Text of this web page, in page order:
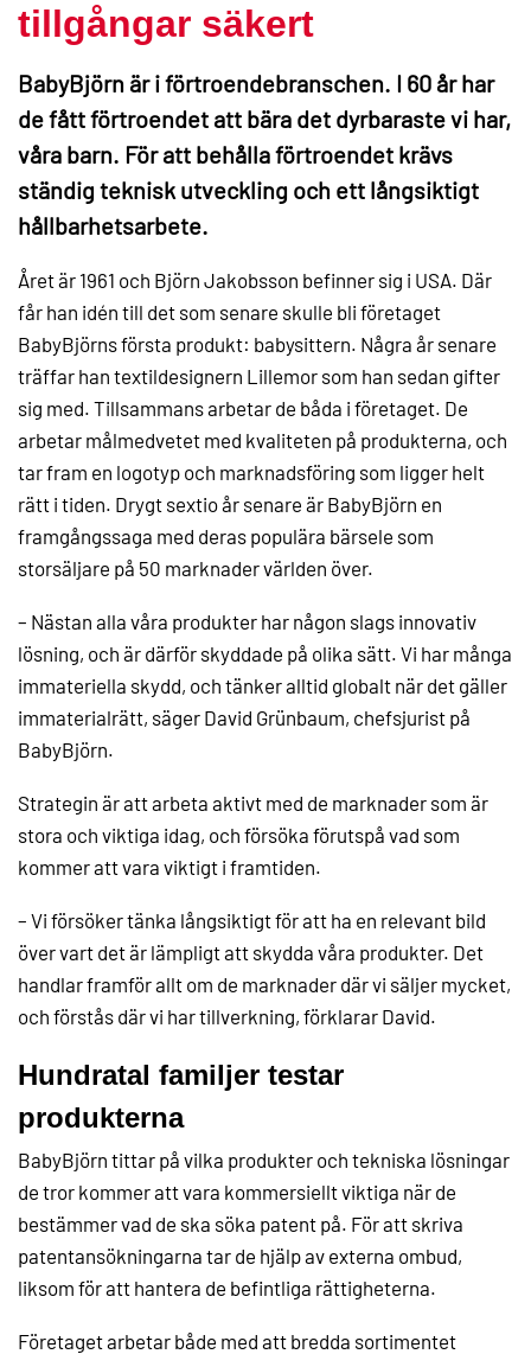
tillgångar säkert
BabyBjörn är i förtroendebranschen. I 60 år har
de fått förtroendet att bära det dyrbaraste vi har,
våra barn. För att behålla förtroendet krävs
ständig teknisk utveckling och ett långsiktigt
hållbarhetsarbete.
Året är 1961 och Björn Jakobsson befinner sig i USA. Där
får han idén till det som senare skulle bli företaget
BabyBjörns första produkt: babysittern. Några år senare
träffar han textildesignern Lillemor som han sedan gifter
sig med. Tillsammans arbetar de båda i företaget. De
arbetar målmedvetet med kvaliteten på produkterna, och
tar fram en logotyp och marknadsföring som ligger helt
rätt i tiden. Drygt sextio år senare är BabyBjörn en
framgångssaga med deras populära bärsele som
storsäljare på 50 marknader världen över.
– Nästan alla våra produkter har någon slags innovativ
lösning, och är därför skyddade på olika sätt. Vi har många
immateriella skydd, och tänker alltid globalt när det gäller
immaterialrätt, säger David Grünbaum, chefsjurist på
BabyBjörn.
Strategin är att arbeta aktivt med de marknader som är
stora och viktiga idag, och försöka förutspå vad som
kommer att vara viktigt i framtiden.
– Vi försöker tänka långsiktigt för att ha en relevant bild
över vart det är lämpligt att skydda våra produkter. Det
handlar framför allt om de marknader där vi säljer mycket,
och förstås där vi har tillverkning, förklarar David.
Hundratal familjer testar
produkterna
BabyBjörn tittar på vilka produkter och tekniska lösningar
de tror kommer att vara kommersiellt viktiga när de
bestämmer vad de ska söka patent på. För att skriva
patentansökningarna tar de hjälp av externa ombud,
liksom för att hantera de befintliga rättigheterna.
Företaget arbetar både med att bredda sortimentet